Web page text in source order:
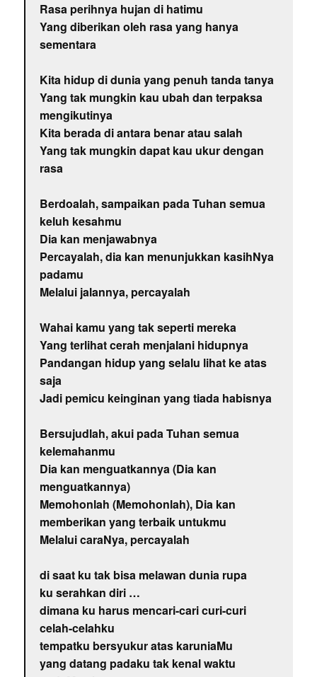
Rasa perihnya hujan di hatimu
Yang diberikan oleh rasa yang hanya
sementara
Kita hidup di dunia yang penuh tanda tanya
Yang tak mungkin kau ubah dan terpaksa
mengikutinya
Kita berada di antara benar atau salah
Yang tak mungkin dapat kau ukur dengan
rasa
Berdoalah, sampaikan pada Tuhan semua
keluh kesahmu
Dia kan menjawabnya
Percayalah, dia kan menunjukkan kasihNya
padamu
Melalui jalannya, percayalah
Wahai kamu yang tak seperti mereka
Yang terlihat cerah menjalani hidupnya
Pandangan hidup yang selalu lihat ke atas
saja
Jadi pemicu keinginan yang tiada habisnya
Bersujudlah, akui pada Tuhan semua
kelemahanmu
Dia kan menguatkannya (Dia kan
menguatkannya)
Memohonlah (Memohonlah), Dia kan
memberikan yang terbaik untukmu
Melalui caraNya, percayalah
di saat ku tak bisa melawan dunia rupa
ku serahkan diri …
dimana ku harus mencari-cari curi-curi
celah-celahku
tempatku bersyukur atas karuniaMu
yang datang padaku tak kenal waktu